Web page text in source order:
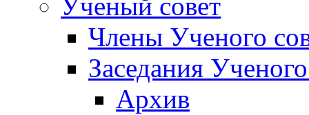
Члены Ученого
Заседания
Архив